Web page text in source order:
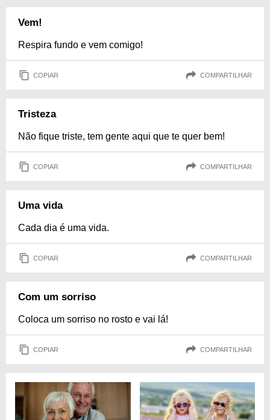
Vem!
Respira fundo e vem comigo!
COPIAR COMPARTILHAR
Tristeza
Não fique triste, tem gente aqui que te quer bem!
COPIAR COMPARTILHAR
Uma vida
Cada dia é uma vida.
COPIAR COMPARTILHAR
Com um sorriso
Coloca um sorriso no rosto e vai lá!
COPIAR COMPARTILHAR